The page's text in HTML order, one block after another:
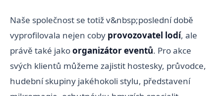
Naše společnost se totiž v&nbsp;poslední době
vyprofilovala nejen coby provozovatel lodí, ale
právě také jakoorganizátor eventů. Pro akce
svých klientů můžeme zajistit hostesky, průvodce,
hudební skupiny jakéhokoli stylu, představení